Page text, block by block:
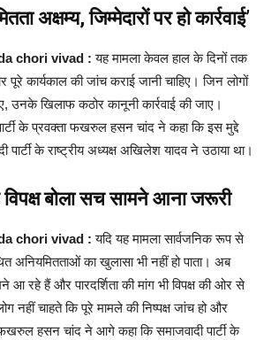
अक्षम्य, जिम्मेदारों पर हो कार्रवाई’
chori vivad :यह मामला केवल हाल के दिनों तक
पूरे कार्यकाल की जांच कराई जानी चाहिए। जिन लोगों
उनके खिलाफ कठोर कानूनी कार्रवाई की जाए।
के प्रवक्ता फखरुल हसन चांद ने कहा कि इस मुद्दे
के राष्ट्रीय अध्यक्ष अखिलेश यादव ने उठाया था।
विपक्ष बोला सच सामने आना जरूरी
chori vivad :यदि यह मामला सार्वजनिक रूप से
अनियमितताओं का खुलासा भी नहीं हो पाता। अब
आ रहे हैं और पारदर्शिता की मांग भी विपक्ष की ओर से
नहीं चाहते कि पूरे मामले की निष्पक्ष जांच हो और
हसन चांद ने आगे कहा कि समाजवादी पार्टी के